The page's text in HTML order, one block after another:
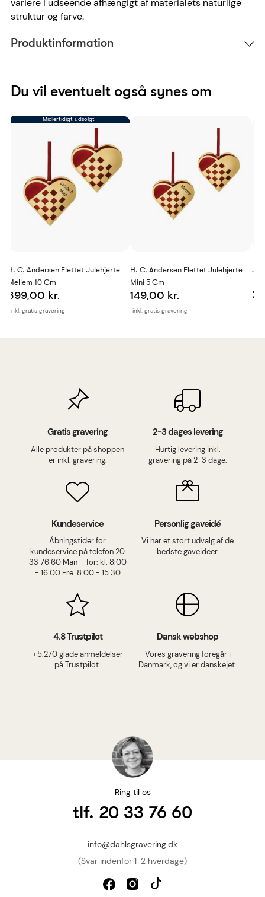
struktur og farve.
Produktinformation
EAN
5745000129492
Du vil eventuelt også synes om
H. C. Andersen Flettet Julehjerte
Mellem 10 Cm
inkl. gratis gravering
399,00 kr.
Midlertidigt udsolgt
H. C. Andersen Flettet Julehjerte
Mini 5 Cm
inkl. gratis gravering
149,00 kr.
Gratis gravering
Alle produkter på shoppen
er inkl. gravering.
2-3 dages levering
Hurtig levering inkl.
gravering på 2-3 dage.
Kundeservice
Åbningstider for
kundeservice på telefon 20
33 76 60 Man - Tor: kl. 8:00
- 16:00 Fre: 8:00 - 15:30
Personlig gaveidé
Vi har et stort udvalg af de
bedste gaveideer.
4.8 Trustpilot
+5.270 glade anmeldelser
på Trustpilot.
Dansk webshop
Vores gravering foregår i
Danmark, og vi er danskejet.
Ring til os
tlf. 20 33 76 60
info@dahlsgravering.dk
(Svar indenfor 1-2 hverdage)